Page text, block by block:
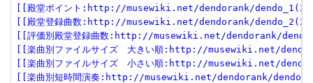
[[殿堂ポイント:http://musewiki.net/dendorank/
[[殿堂登録曲数:http://musewiki.net/dendorank/
[[評価別殿堂登録曲数:http://musewiki.net/dendorank/
[[楽曲別ファイルサイズ　大きい順:http://musewiki.net/
[[楽曲別ファイルサイズ　小さい順:http://musewiki.net/
[[楽曲別短時間演奏:http://musewiki.net/dendorank/